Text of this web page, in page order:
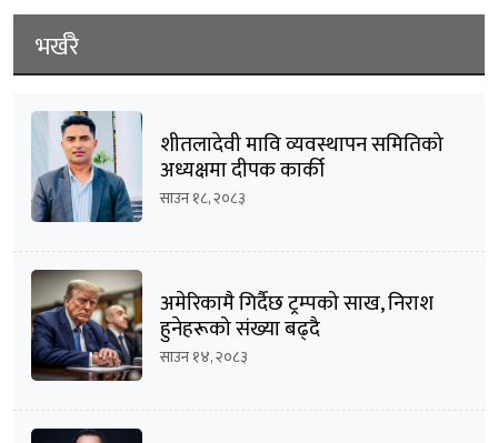
भर्खरै
शीतलादेवी मावि व्यवस्थापन समितिको
अध्यक्षमा दीपक कार्की
साउन १८, २०८३
अमेरिकामै गिर्दैछ ट्रम्पको साख, निराश
हुनेहरूको संख्या बढ्दै
साउन १४, २०८३